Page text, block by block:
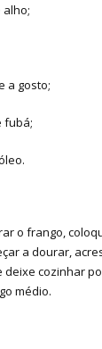
alho;
a gosto;
fubá;
o frango,
a dourar,
deixe cozinhar
médio.